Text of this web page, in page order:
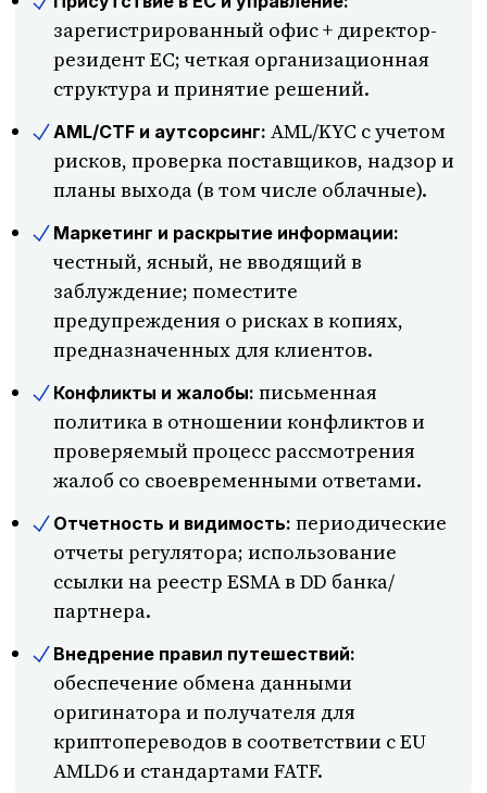
зарегистрированный офис + директор-
резидент ЕС; четкая организационная
структура и принятие решений.
AML/CTF и аутсорсинг: AML/KYC с учетом
рисков, проверка поставщиков, надзор и
планы выхода (в том числе облачные).
Маркетинг и раскрытие информации:
честный, ясный, не вводящий в
заблуждение; поместите
предупреждения о рисках в копиях,
предназначенных для клиентов.
Конфликты и жалобы: письменная
политика в отношении конфликтов и
проверяемый процесс рассмотрения
жалоб со своевременными ответами.
Отчетность и видимость: периодические
отчеты регулятора; использование
ссылки на реестр ESMA в DD банка/
партнера.
Внедрение правил путешествий:
обеспечение обмена данными
оригинатора и получателя для
криптопереводов в соответствии с EU
AMLD6 и стандартами FATF.